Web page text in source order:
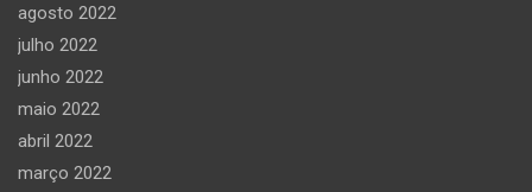
agosto 2022
julho 2022
junho 2022
maio 2022
abril 2022
março 2022